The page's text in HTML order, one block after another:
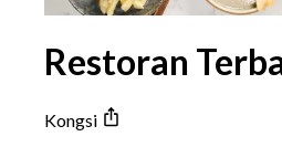
Restoran
Kongsi